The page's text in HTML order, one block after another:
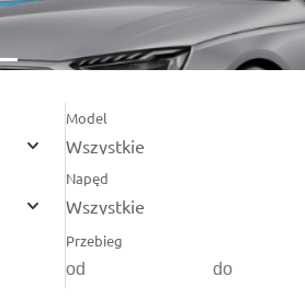
Model
Wszystkie
Napęd
Wszystkie
Przebieg